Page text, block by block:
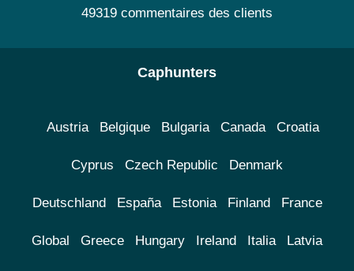
49319 commentaires des clients
Caphunters
Austria Belgique Bulgaria Canada Croatia
Cyprus Czech Republic Denmark
Deutschland España Estonia Finland France
Global Greece Hungary Ireland Italia Latvia